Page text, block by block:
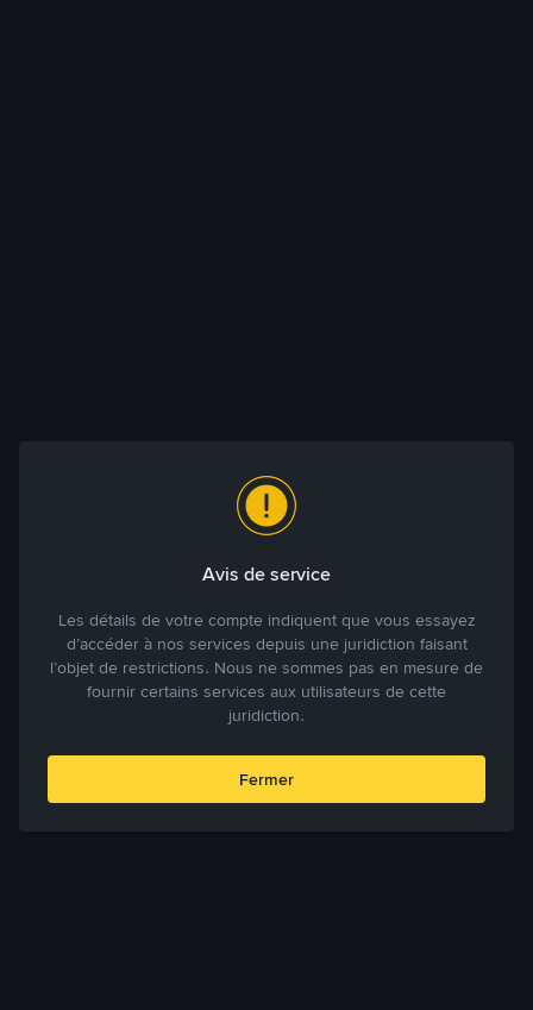
Avis de service
Les détails de votre compte indiquent que vous essayez
d’accéder à nos services depuis une juridiction faisant
l’objet de restrictions. Nous ne sommes pas en mesure de
fournir certains services aux utilisateurs de cette
juridiction.
Fermer